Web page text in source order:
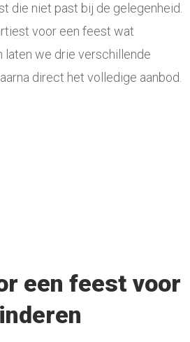
die niet past bij de gelegenheid.
voor een feest wat
laten we drie verschillende
direct het volledige aanbod.
een feest voor